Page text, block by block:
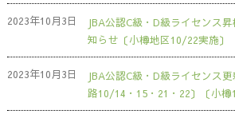
2023年10月3日
JBA公認C級・D級ライセンス
知らせ〔小樽地区10/22実施〕
2023年10月3日
JBA公認C級・D級ライセンス
路10/14・15・21・22〕〔小樽